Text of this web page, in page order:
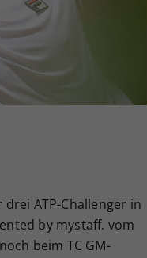
ATP-Challenger in
by mystaff. vom
beim TC GM-
Einstellungen, falls der
dies eingestellt hat.